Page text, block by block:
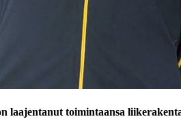
toimintaansa